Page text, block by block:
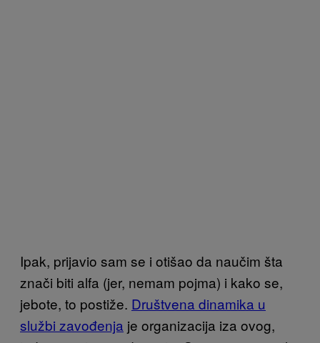
Ipak, prijavio sam se i otišao da naučim šta
znači biti alfa (jer, nemam pojma) i kako se,
jebote, to postiže. Društvena dinamika u
službi zavođenja je organizacija iza ovog,